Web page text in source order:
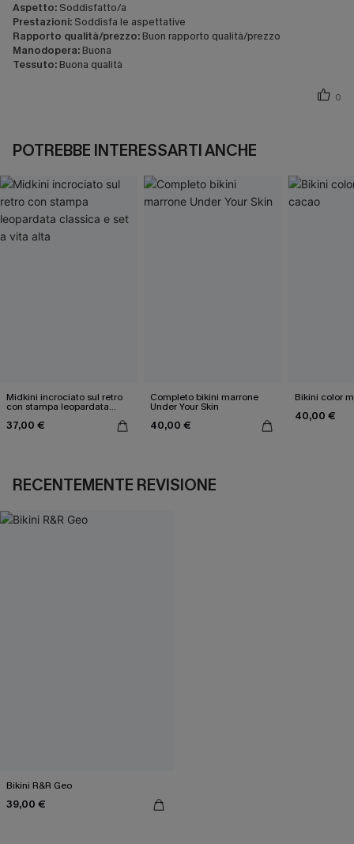
Aspetto: Soddisfatto/a
Prestazioni: Soddisfa le aspettative
Rapporto qualità/prezzo: Buon rapporto qualità/prezzo
Manodopera: Buona
Tessuto: Buona qualità
0
POTREBBE INTERESSARTI ANCHE
Midkini incrociato sul retro
con stampa leopardata
37,00 €
Completo bikini marrone
Under Your Skin
40,00 €
Bikini color
40,00 €
RECENTEMENTE REVISIONE
Bikini R&R Geo
39,00 €